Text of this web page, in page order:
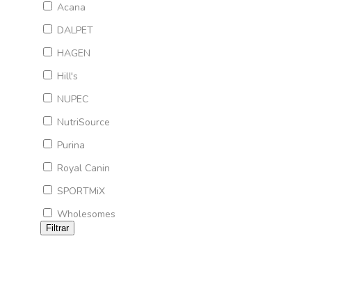
Acana
DALPET
HAGEN
Hill's
NUPEC
NutriSource
Purina
Royal Canin
SPORTMiX
Wholesomes
Filtrar